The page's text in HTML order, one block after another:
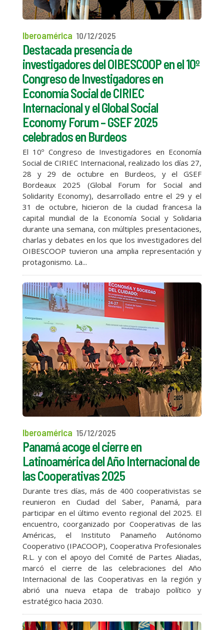
Iberoamérica 10/12/2025
Destacada presencia de
investigadores del OIBESCOOP en el 10º
Congreso de Investigadores en
Economía Social de CIRIEC
Internacional y el Global Social
Economy Forum – GSEF 2025
celebrados en Burdeos
El 10º Congreso de Investigadores en Economía
Social de CIRIEC Internacional, realizado los días 27,
28 y 29 de octubre en Burdeos, y el GSEF
Bordeaux 2025 (Global Forum for Social and
Solidarity Economy), desarrollado entre el 29 y el
31 de octubre, hicieron de la ciudad francesa la
capital mundial de la Economía Social y Solidaria
durante una semana, con múltiples presentaciones,
charlas y debates en los que los investigadores del
OIBESCOOP tuvieron una amplia representación y
protagonismo. La...
Iberoamérica 15/12/2025
Panamá acoge el cierre en
Latinoamérica del Año Internacional de
las Cooperativas 2025
Durante tres días, más de 400 cooperativistas se
reunieron en Ciudad del Saber, Panamá, para
participar en el último evento regional del 2025. El
encuentro, coorganizado por Cooperativas de las
Américas, el Instituto Panameño Autónomo
Cooperativo (IPACOOP), Cooperativa Profesionales
R.L. y con el apoyo del Comité de Partes Aliadas,
marcó el cierre de las celebraciones del Año
Internacional de las Cooperativas en la región y
abrió una nueva etapa de trabajo político y
estratégico hacia 2030.